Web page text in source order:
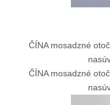
ČÍNA mosadzné
ČÍNA mosadzné